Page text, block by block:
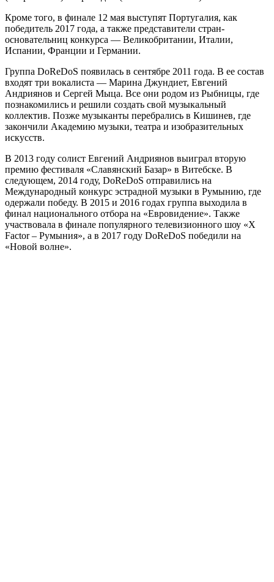
Кроме того, в финале 12 мая выступят Португалия, как
победитель 2017 года, а также представители стран-
основательниц конкурса — Великобритании, Италии,
Испании, Франции и Германии.
Группа DoReDoS появилась в сентябре 2011 года. В ее состав
входят три вокалиста — Марина Джундиет, Евгений
Андриянов и Сергей Мыца. Все они родом из Рыбницы, где
познакомились и решили создать свой музыкальный
коллектив. Позже музыканты перебрались в Кишинев, где
закончили Академию музыки, театра и изобразительных
искусств.
В 2013 году солист Евгений Андриянов выиграл вторую
премию фестиваля «Славянский Базар» в Витебске. В
следующем, 2014 году, DoReDoS отправились на
Международный конкурс эстрадной музыки в Румынию, где
одержали победу. В 2015 и 2016 годах группа выходила в
финал национального отбора на «Евровидение». Также
участвовала в финале популярного телевизионного шоу «X
Factor – Румыния», а в 2017 году DoReDoS победили на
«Новой волне».